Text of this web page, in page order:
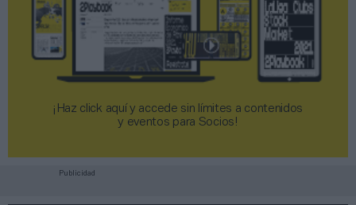
¡Haz click aquí y accede sin límites a contenidos
y eventos para Socios!​​​​​​​
Publicidad